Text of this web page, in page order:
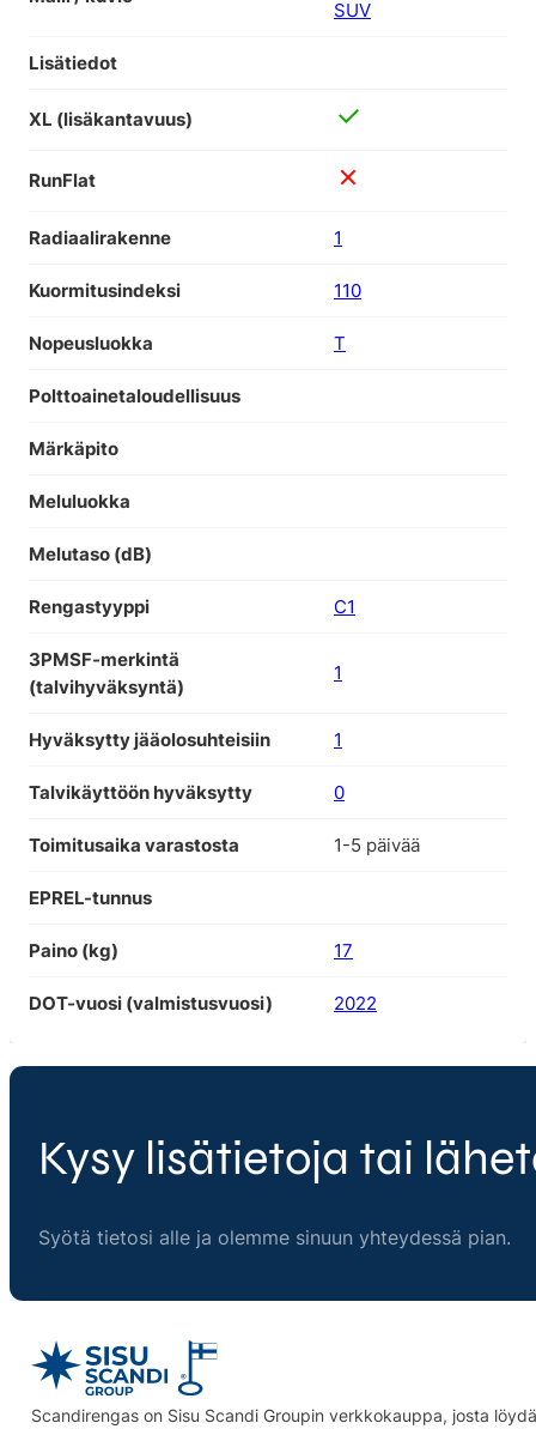
SUV
Lisätiedot
XL (lisäkantavuus)
RunFlat
Radiaalirakenne 1
Kuormitusindeksi 110
Nopeusluokka T
Polttoainetaloudellisuus
Märkäpito
Meluluokka
Melutaso (dB)
Rengastyyppi C1
3PMSF-merkintä
(talvihyväksyntä)
1
Hyväksytty jääolosuhteisiin 1
Talvikäyttöön hyväksytty 0
Toimitusaika varastosta 1-5 päivää
EPREL-tunnus
Paino (kg) 17
DOT-vuosi (valmistusvuosi) 2022
Kysy lisätietoja tai
Syötä tietosi alle ja olemme sinuun yhteydessä pian.
Scandirengas on Sisu Scandi Groupin verkkokauppa, josta